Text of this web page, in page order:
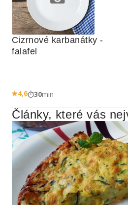
Cizrnové karbanátky -
falafel
4,6 30min
Články, které vás